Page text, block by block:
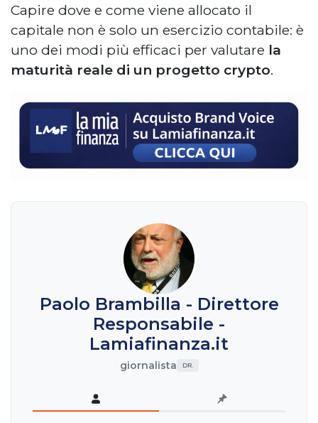
Capire dove e come viene allocato il
capitale non è solo un esercizio contabile: è
uno dei modi più efficaci per valutare la
maturità reale di un progetto crypto.
Paolo Brambilla - Direttore
Responsabile -
Lamiafinanza.it
giornalista DR.